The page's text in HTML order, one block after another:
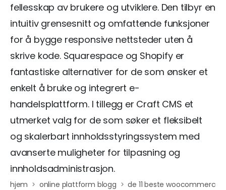
fellesskap av brukere og utviklere. Den tilbyr en
intuitiv grensesnitt og omfattende funksjoner
for å bygge responsive nettsteder uten å
skrive kode. Squarespace og Shopify er
fantastiske alternativer for de som ønsker et
enkelt å bruke og integrert e-
handelsplattform. I tillegg er Craft CMS et
utmerket valg for de som søker et fleksibelt
og skalerbart innholdsstyringssystem med
avanserte muligheter for tilpasning og
innholdsadministrasjon.
hjem online plattform blogg de 11 beste